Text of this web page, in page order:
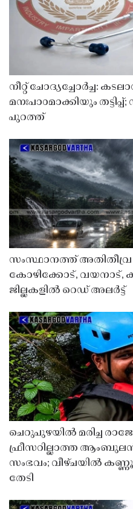
നീറ്റ് ചോദ്യച്ചോർച്ച:
മനഃപാഠമാക്കിയും
പുറത്ത്
സംസ്ഥാനത്ത് അതിതീവ്ര
കോഴിക്കോട്,
ജില്ലകളിൽ റെഡ് അലർട്ട്
ചെറുപുഴയിൽ മരിച്ച
ഫ്രീസറില്ലാത്ത
സംഭവം; വീഴ്ചയിൽ
തേടി